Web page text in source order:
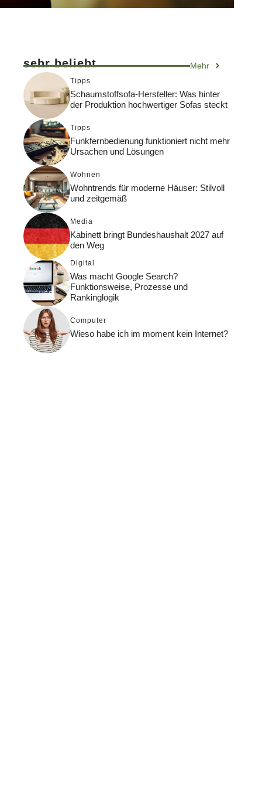
sehr beliebt Mehr
Tipps
Schaumstoffsofa-Hersteller: Was hinter
der Produktion hochwertiger Sofas steckt
Tipps
Funkfernbedienung funktioniert nicht mehr
Ursachen und Lösungen
Wohnen
Wohntrends für moderne Häuser: Stilvoll
und zeitgemäß
Media
Kabinett bringt Bundeshaushalt 2027 auf
den Weg
Digital
Was macht Google Search?
Funktionsweise, Prozesse und
Rankinglogik
Computer
Wieso habe ich im moment kein Internet?